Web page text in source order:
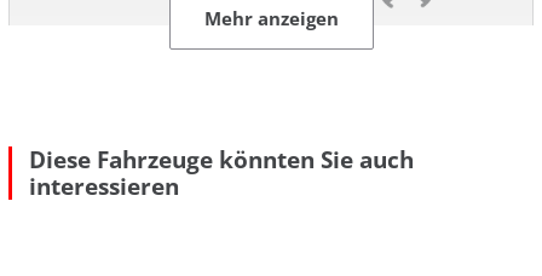
Mehr anzeigen
Diese Fahrzeuge könnten Sie auch
interessieren